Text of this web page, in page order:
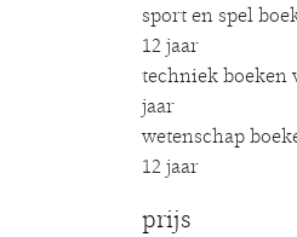
sport en spel
12 jaar
techniek boeken
jaar
wetenschap
12 jaar
prijs